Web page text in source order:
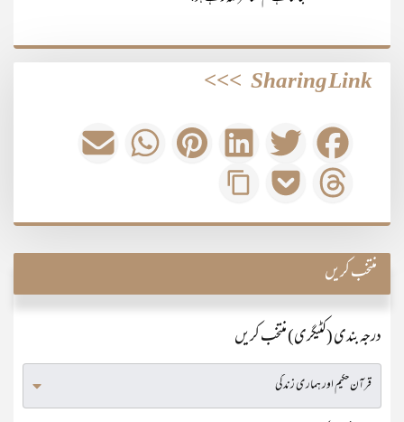
Sharing Link
>>>
منتخب کریں
درجہ بندی (کٹیگری) منتخب کریں